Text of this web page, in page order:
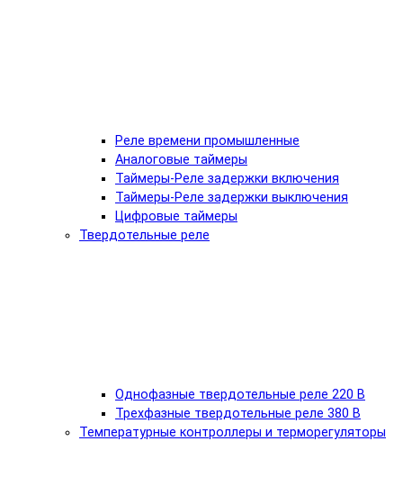
Реле времени промышленные
Аналоговые таймеры
Таймеры-Реле задержки включения
Таймеры-Реле задержки выключения
Цифровые таймеры
Твердотельные реле
Однофазные твердотельные реле 220 В
Трехфазные твердотельные реле 380 В
Температурные контроллеры и терморегуляторы